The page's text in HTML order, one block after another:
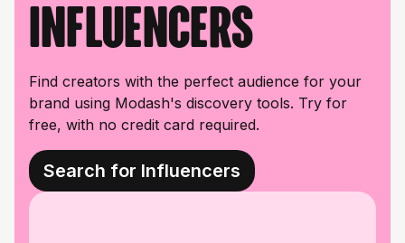
influencers
Find creators with the perfect audience for your
brand using Modash's discovery tools. Try for
free, with no credit card required.
Search for Influencers